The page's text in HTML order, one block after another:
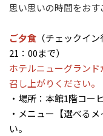
思い思いの時間をおす
ご夕食 （チェックイ
21：00まで）
ホテルニューグラン
召し上がりください。
・場所：本館1階コ
・メニュー【選べる
い。